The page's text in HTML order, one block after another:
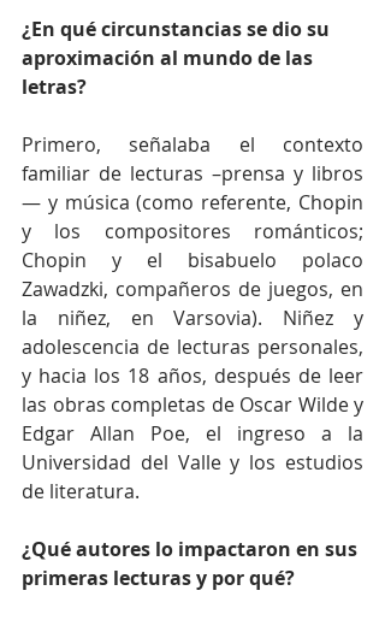
¿En qué circunstancias se dio su
aproximación al mundo de las
letras?
Primero, señalaba el contexto
familiar de lecturas –prensa y libros
— y música (como referente, Chopin
y los compositores románticos;
Chopin y el bisabuelo polaco
Zawadzki, compañeros de juegos, en
la niñez, en Varsovia). Niñez y
adolescencia de lecturas personales,
y hacia los 18 años, después de leer
las obras completas de Oscar Wilde y
Edgar Allan Poe, el ingreso a la
Universidad del Valle y los estudios
de literatura.
¿Qué autores lo impactaron en sus
primeras lecturas y por qué?